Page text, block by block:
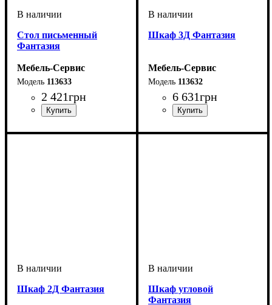
Стол письменный
Фантазия
Мебель-Сервис
113633
2 421грн
Шкаф 3Д Фантазия
Мебель-Сервис
113632
6 631грн
Шкаф 2Д Фантазия
Шкаф угловой
Фантазия